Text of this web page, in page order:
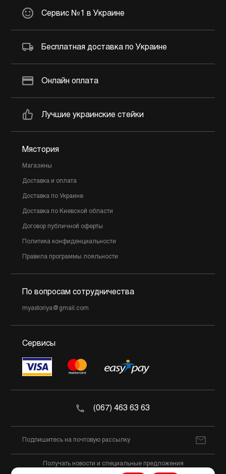
Сервис №1 в Украине
Бесплатная доставка по Украине
Онлайн оплата
Лучшие украинские стейки
Мястория
Магазины
Доставка и оплата
Доставка по Украине
Доставка по Киевской области
Договор публичной оферты
Политика конфиденциальности
Правила программы лояльности
По вопросам сотрудничества
myastoriya@gmail.com
Сервисы
(067) 463 63 63
Получать новости и специальные предложения